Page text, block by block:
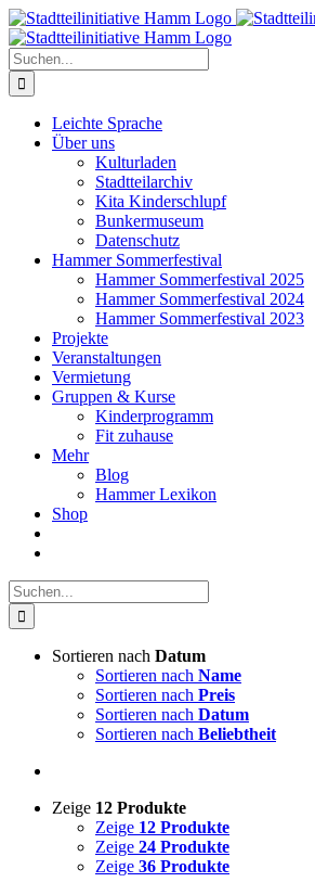
Zum
Inhalt
springen
Suche
nach:
Leichte Sprache
Über uns
Kulturladen
Stadtteilarchiv
Kita Kinderschlupf
Bunkermuseum
Datenschutz
Hammer Sommerfestival
Hammer Sommerfestival 2025
Hammer Sommerfestival 2024
Hammer Sommerfestival 2023
Projekte
Veranstaltungen
Vermietung
Gruppen & Kurse
Kinderprogramm
Fit zuhause
Mehr
Blog
Hammer Lexikon
Shop
Suche
nach:
Sortieren nach Datum
Sortieren nach Name
Sortieren nach Preis
Sortieren nach Datum
Sortieren nach Beliebtheit
Zeige 12 Produkte
Zeige 12 Produkte
Zeige 24 Produkte
Zeige 36 Produkte